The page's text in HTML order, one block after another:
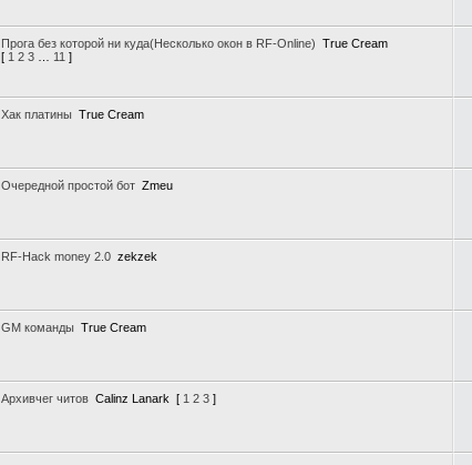
Прога без которой ни куда(Несколько окон в RF-Online) True Cream
[ 1 2 3 11 ]
Хак платины True Cream
Очередной простой бот Zmeu
RF-Hack money 2.0 zekzek
GM команды True Cream
Архивчег читов Calinz Lanark [ 1 2 3 ]